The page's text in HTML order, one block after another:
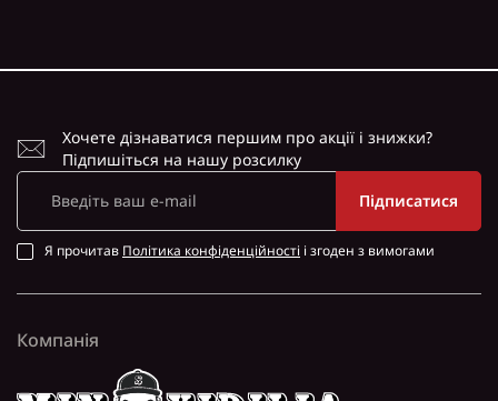
Хочете дізнаватися першим про акції і знижки?
Підпишіться на нашу розсилку
Підписатися
Я прочитав Політика конфіденційності і згоден з вимогами
Компанія